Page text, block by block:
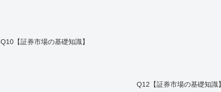
Q10【証券市場の基礎知識】
Q12【証券市場の基礎知識】